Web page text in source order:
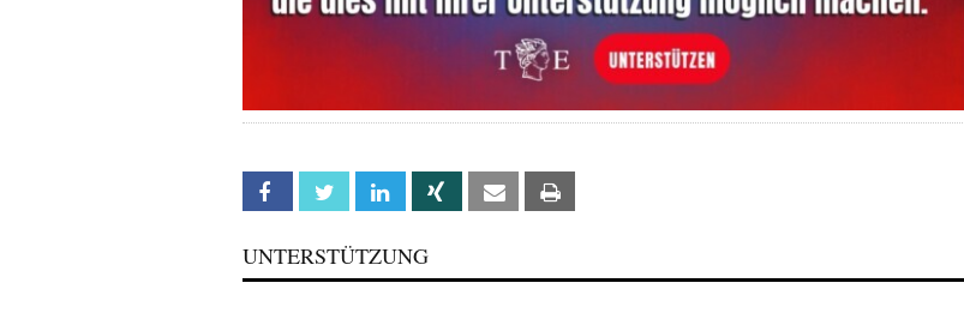
Facebook Twitter Linkedin Xing Email
UNTERSTÜTZUNG